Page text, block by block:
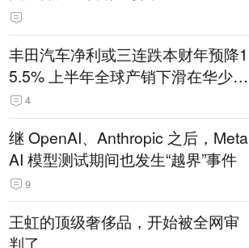
丰田汽车净利或三连跌本财年预降1
5.5% 上半年全球产销下滑在华少卖
14.3万辆
4
继 OpenAI、Anthropic 之后，Meta
AI 模型测试期间也发生“越界”事件
9
王虹的顶级奢侈品，开始被全网审
判了